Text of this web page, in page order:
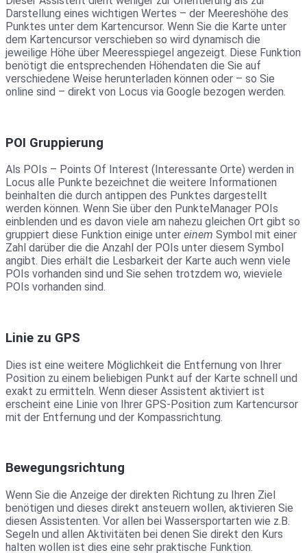
Darstellung eines wichtigen Wertes – der Meereshöhe des
Punktes unter dem Kartencursor. Wenn Sie die Karte unter
dem Kartencursor verschieben so wird dynamisch die
jeweilige Höhe über Meeresspiegel angezeigt. Diese Funktion
benötigt die entsprechenden Höhendaten die Sie auf
verschiedene Weise herunterladen können oder – so Sie
online sind – direkt von Locus via Google bezogen werden.
POI Gruppierung
Als POIs – Points Of Interest (Interessante Orte) werden in
Locus alle Punkte bezeichnet die weitere Informationen
beinhalten die durch antippen des Punktes dargestellt
werden können. Wenn Sie über den PunkteManager POIs
einblenden und es davon viele am nahezu gleichen Ort gibt so
gruppiert diese Funktion einige unter einem Symbol mit einer
Zahl darüber die die Anzahl der POIs unter diesem Symbol
angibt. Dies erhält die Lesbarkeit der Karte auch wenn viele
POIs vorhanden sind und Sie sehen trotzdem wo, wieviele
POIs vorhanden sind.
Linie zu GPS
Dies ist eine weitere Möglichkeit die Entfernung von Ihrer
Position zu einem beliebigen Punkt auf der Karte schnell und
exakt zu ermitteln. Wenn dieser Assistent aktiviert ist
erscheint eine Linie von Ihrer GPS-Position zum Kartencursor
mit der Entfernung und der Kompassrichtung.
Bewegungsrichtung
Wenn Sie die Anzeige der direkten Richtung zu Ihren Ziel
benötigen und dieses direkt ansteuern wollen, aktivieren Sie
diesen Assistenten. Vor allen bei Wassersportarten wie z.B.
Segeln und allen Aktivitäten bei denen Sie direkt den Kurs
halten wollen ist dies eine sehr praktische Funktion.